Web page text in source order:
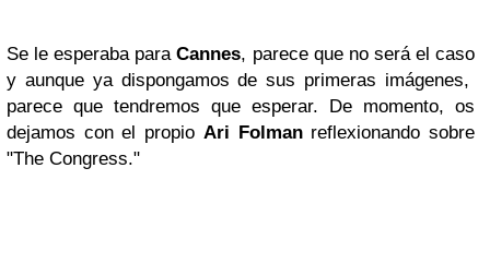
Se le esperaba paraCannes, parece que no será el caso
y aunque ya dispongamos de sus primeras imágenes,
parece que tendremos que esperar. De momento, os
dejamos con el propio Ari Folmanreflexionando sobre
"The Congress."